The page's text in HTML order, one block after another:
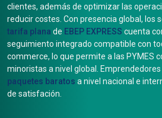
clientes, además de optimizar las
reducir costes. Con presencia global, los
tarifa plana de EBEP EXPRESS cuenta
seguimiento integrado compatible con
commerce, lo que permite a las PYMES
minoristas a nivel global.
paquetes baratos a nivel nacional e
de satisfación.